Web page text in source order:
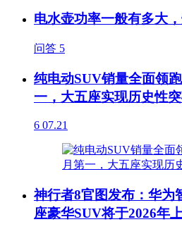
电水壶功率一般有多大
问答 5
纯电动SUV销量全面领
一，大五座实现历史性
6 07.21
神行者8官图发布：华为
座豪华SUV将于2026年